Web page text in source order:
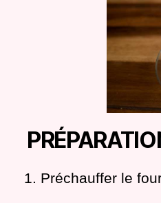
Préchauffer le